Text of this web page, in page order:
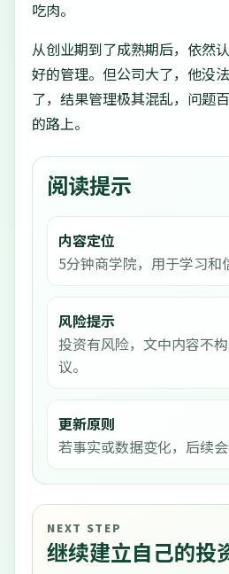
吃肉。
从创业期到了成熟期后，依然
好的管理。但公司大了，他没
了，结果管理极其混乱，问题
的路上。
阅读提示
内容定位
5分钟商学院，用于学习和
风险提示
投资有风险，文中内容不
议。
更新原则
若事实或数据变化，后续会
NEXT STEP
继续建立自己的投